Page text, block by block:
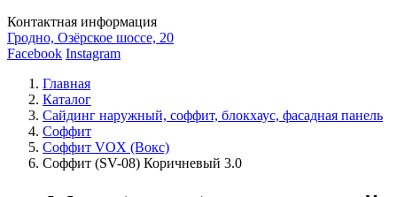
Контактная информация
Гродно, Озёрское шоссе, 20
Facebook Instagram
Главная
Каталог
Сайдинг наружный, соффит, блокхаус, фасадная панель
Соффит
Соффит VOX (Вокс)
Соффит (SV-08) Коричневый 3.0